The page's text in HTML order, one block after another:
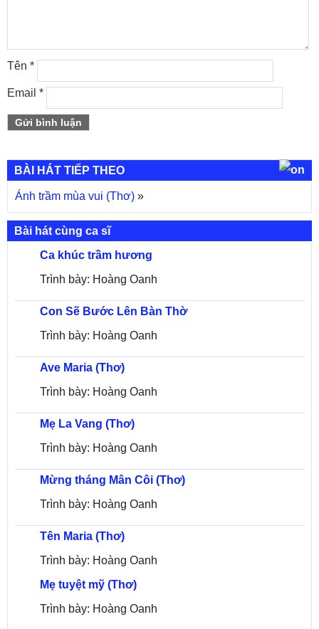
Tên *
Email *
BÀI HÁT TIẾP THEO
Ánh trầm mùa vui (Thơ) »
Bài hát cùng ca sĩ
Ca khúc trầm hương
Trình bày: Hoàng Oanh
Con Sẽ Bước Lên Bàn Thờ
Trình bày: Hoàng Oanh
Ave Maria (Thơ)
Trình bày: Hoàng Oanh
Mẹ La Vang (Thơ)
Trình bày: Hoàng Oanh
Mừng tháng Mân Côi (Thơ)
Trình bày: Hoàng Oanh
Tên Maria (Thơ)
Trình bày: Hoàng Oanh
Mẹ tuyệt mỹ (Thơ)
Trình bày: Hoàng Oanh